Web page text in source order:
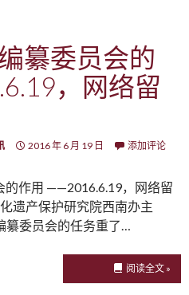
纂委员会的
，网络留
2016 年 6 月 19 日 添加评论
的作用 ——2016.6.19，网络留
遗产保护研究院西南办主
纂委员会的任务重了…
阅读全文 »